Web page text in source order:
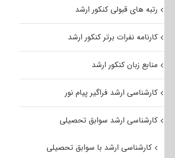
رتبه های قبولی کنکور ارشد
کارنامه نفرات برتر کنکور ارشد
منابع زبان کنکور ارشد
کارشناسی ارشد فراگیر پیام نور
کارشناسی ارشد سوابق تحصیلی
کارشناسی ارشد با سوابق تحصیلی